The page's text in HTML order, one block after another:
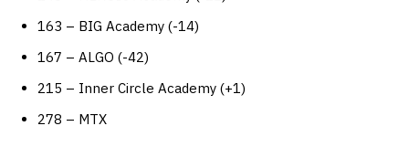
163 – BIG Academy (-14)
167 – ALGO (-42)
215 – Inner Circle Academy (+1)
278 – MTX